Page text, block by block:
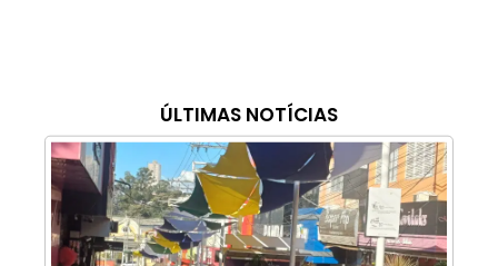
ÚLTIMAS NOTÍCIAS